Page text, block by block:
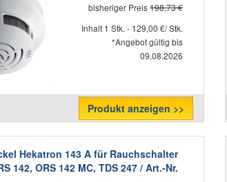
bisheriger Preis198,73 €
Inhalt 1 Stk. - 129,00 €/ Stk.
*Angebot gültig bis
09.08.2026
Produkt anzeigen >>
Hekatron 143 A für Rauchschalter
142, ORS 142 MC, TDS 247 / Art.-Nr.